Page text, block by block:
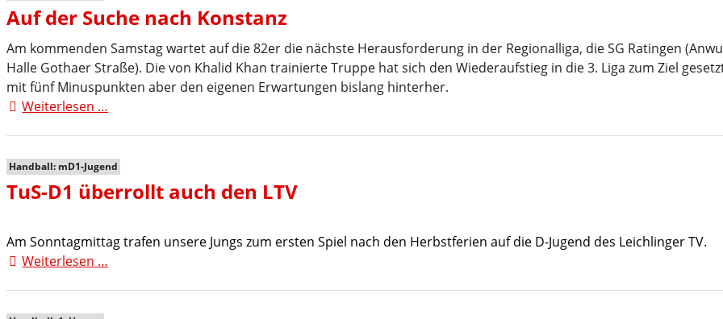
Auf der Suche nach Konstanz
Am kommenden Samstag wartet auf die 82er die nächste Herausforderung in der Regionalliga, die SG Ratingen
Halle Gothaer Straße). Die von Khalid Khan trainierte Truppe hat sich den Wiederaufstieg in die 3. Liga zum Ziel
mit fünf Minuspunkten aber den eigenen Erwartungen bislang hinterher.
Weiterlesen …
nach
Konstanz
Handball: mD1-Jugend
TuS-D1 überrollt auch den LTV
Am Sonntagmittag trafen unsere Jungs zum ersten Spiel nach den Herbstferien auf die D-Jugend des Leichlinger TV.
Weiterlesen …